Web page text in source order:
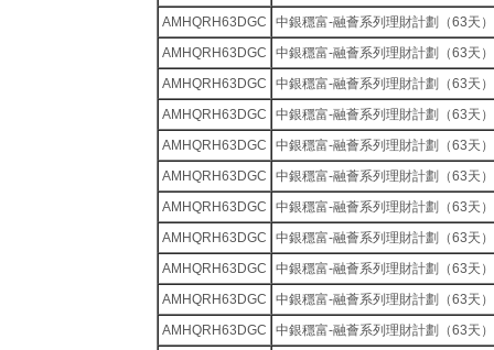
AMHQRH63DGC
中銀穩富-融薈系列理財計劃（63天）
AMHQRH63DGC
中銀穩富-融薈系列理財計劃（63天）
AMHQRH63DGC
中銀穩富-融薈系列理財計劃（63天）
AMHQRH63DGC
中銀穩富-融薈系列理財計劃（63天）
AMHQRH63DGC
中銀穩富-融薈系列理財計劃（63天）
AMHQRH63DGC
中銀穩富-融薈系列理財計劃（63天）
AMHQRH63DGC
中銀穩富-融薈系列理財計劃（63天）
AMHQRH63DGC
中銀穩富-融薈系列理財計劃（63天）
AMHQRH63DGC
中銀穩富-融薈系列理財計劃（63天）
AMHQRH63DGC
中銀穩富-融薈系列理財計劃（63天）
AMHQRH63DGC
中銀穩富-融薈系列理財計劃（63天）